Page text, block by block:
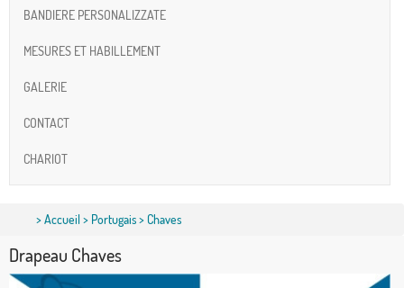
BANDIERE PERSONALIZZATE
MESURES ET HABILLEMENT
GALERIE
CONTACT
CHARIOT
>Accueil> Portugais> Chaves
Drapeau Chaves